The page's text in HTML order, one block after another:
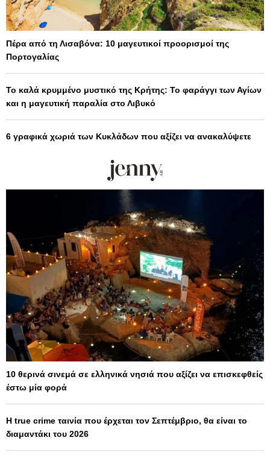
Πέρα από τη Λισαβόνα: 10 μαγευτικοί προορισμοί της
Πορτογαλίας
Το καλά κρυμμένο μυστικό της Κρήτης: Το φαράγγι των Αγίων
και η μαγευτική παραλία στο Λιβυκό
6 γραφικά χωριά των Κυκλάδων που αξίζει να ανακαλύψετε
10 θερινά σινεμά σε ελληνικά νησιά που αξίζει να επισκεφθείς
έστω μία φορά
Η true crime ταινία που έρχεται τον Σεπτέμβριο, θα είναι το
διαμαντάκι του 2026